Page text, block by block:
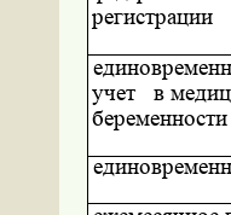
регистрации
учет
в
беременности